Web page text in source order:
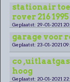
stationair
rover 216 1995
Geplaatst: 29-01-2021
garage voor
Geplaatst: 23-01-2021
co
hoog
Geplaatst: 20-01-2021